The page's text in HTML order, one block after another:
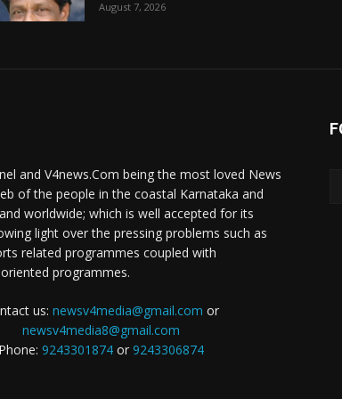
August 7, 2026
and V4news.Com being the most loved News
of the people in the coastal Karnataka and
worldwide; which is well accepted for its
light over the pressing problems such as
related programmes coupled with
programmes.
us: newsv4media@gmail.com or
newsv4media8@gmail.com
Phone: 9243301874 or 9243306874